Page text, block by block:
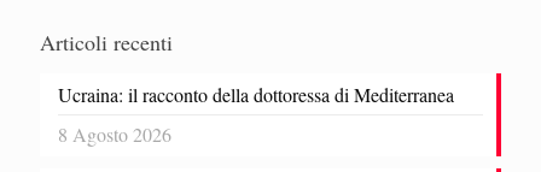
Articoli recenti
Ucraina: il racconto della dottoressa di Mediterranea
8 Agosto 2026